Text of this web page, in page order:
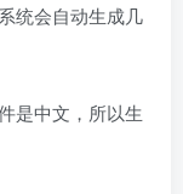
统会自动生成几
是中文，所以生